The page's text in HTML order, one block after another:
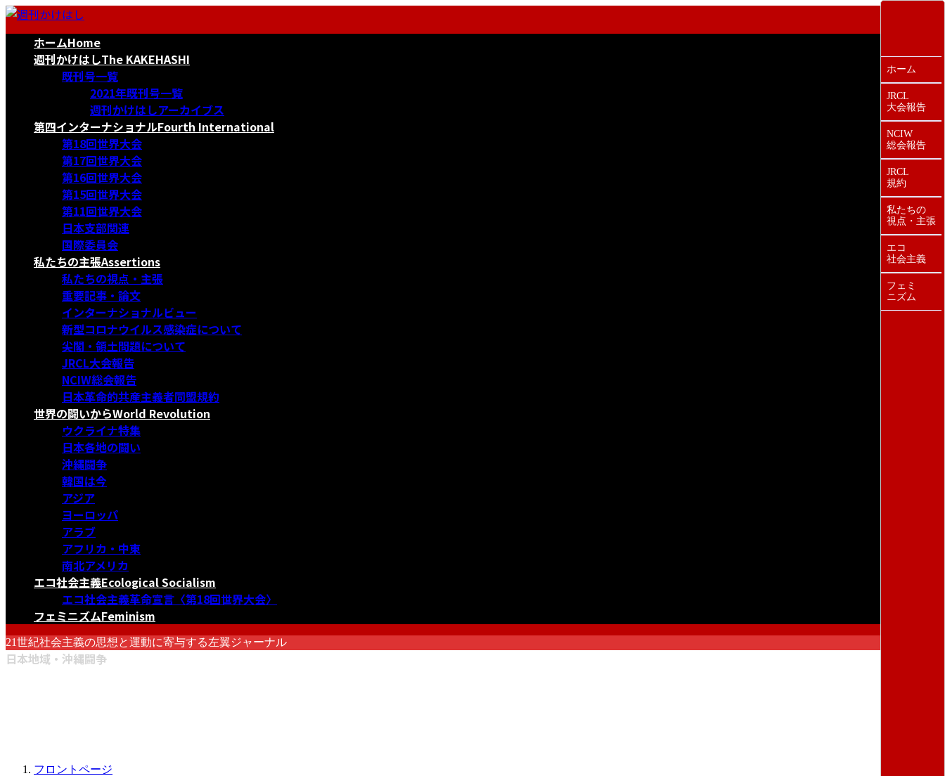
コ
ナ
ホームHome
週刊かけはしThe KAKEHASHI
既刊号一覧
2021年既刊号一覧
週刊かけはしアーカイブス
第四インターナショナルFourth International
第18回世界大会
第17回世界大会
第16回世界大会
第15回世界大会
第11回世界大会
日本支部関連
国際委員会
私たちの主張Assertions
私たちの視点・主張
重要記事・論文
インターナショナルビュー
新型コロナウイルス感染症について
尖閣・領土問題について
JRCL大会報告
NCIW総会報告
日本革命的共産主義者同盟規約
世界の闘いからWorld Revolution
ウクライナ特集
日本各地の闘い
沖縄闘争
韓国は今
アジア
ヨーロッパ
アラブ
アフリカ・中東
南北アメリカ
エコ社会主義Ecological Socialism
エコ社会主義革命宣言〈第18回世界大会〉
フェミニズムFeminism
21世紀社会主義の思想と運動に寄与する左翼ジャーナル
日本地域・沖縄闘争
フロントページ
ホーム
JRCL
大会報告
NCIW
総会報告
JRCL
規約
私たちの
視点・主張
エコ
社会主義
フェミ
ニズム